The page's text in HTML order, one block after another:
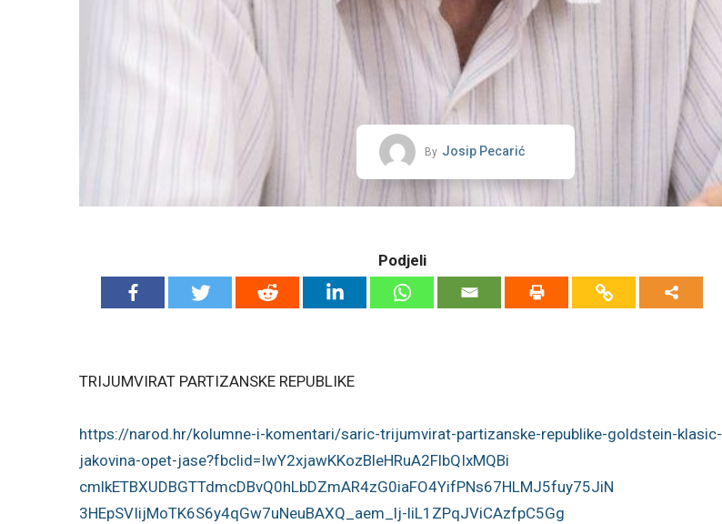
By Josip Pecarić
Podjeli
TRIJUMVIRAT PARTIZANSKE REPUBLIKE
https://narod.hr/kolumne-i-komentari/saric-trijumvirat-partizanske-republike-goldstein-klasic-
jakovina-opet-jase?fbclid=IwY2xjawKKozBleHRuA2FlbQIxMQBi
cmlkETBXUDBGTTdmcDBvQ0hLbDZmAR4zG0iaFO4YifPNs67HLMJ5fuy75JiN
3HEpSVIijMoTK6S6y4qGw7uNeuBAXQ _aem_lj-liL1ZPqJViCAzfpC5Gg